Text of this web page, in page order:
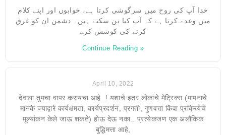
خدا آپ کی روح میں سرگوشی کرتا ہے، خوابوں اور اپنے کلام
میں وعدے کرتا ہے کہ آپ کیا بن سکتے ہیں۔ دشمن ان کو غرق
کرنے کی کوشش کرے
Continue Reading »
April 10, 2022
देवाला तुमचा वापर करायचा आहे..! यशाचे इतर लोकांचे मेट्रिक्स (मापनाचे
मानके ज्याद्वारे कार्यक्षमता, कार्यप्रदर्शन, प्रगती, गुणवत्ता किंवा प्रक्रियेचे
मूल्यांकन केले जाऊ शकते) होऊ देऊ नका.. प्रत्येकजण एक अलौकिक
बुद्धिमत्ता आहे,